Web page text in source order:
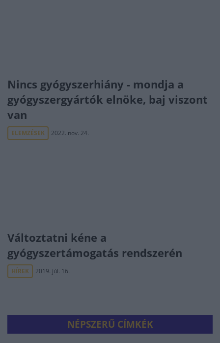
Nincs gyógyszerhiány - mondja a
gyógyszergyártók elnöke, baj viszont
van
ELEMZÉSEK 2022. nov. 24.
Változtatni kéne a
gyógyszertámogatás rendszerén
HÍREK 2019. júl. 16.
NÉPSZERŰ CÍMKÉK